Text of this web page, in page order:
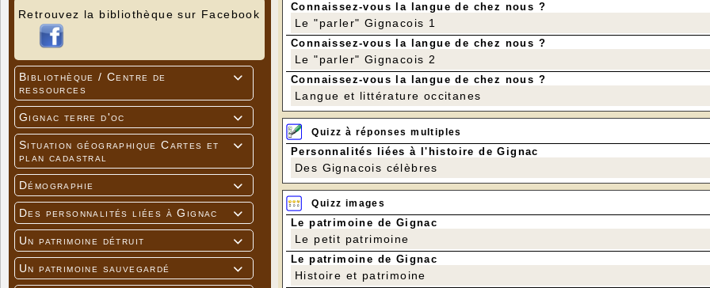
Retrouvez la bibliothèque sur Facebook

Bibliothèque / Centre de
ressources

Gignac terre d'oc

Situation géographique Cartes et
plan cadastral

Démographie

Des personnalités liées à Gignac

Un patrimoine détruit

Un patrimoine sauvegardé
Connaissez-vous la langue de chez nous ?
Le "parler" Gignacois 1
Connaissez-vous la langue de chez nous ?
Le "parler" Gignacois 2
Connaissez-vous la langue de chez nous ?
Langue et littérature occitanes
Quizz à réponses multiples
Personnalités liées à l'histoire de Gignac
Des Gignacois célèbres
Quizz images
Le patrimoine de Gignac
Le petit patrimoine
Le patrimoine de Gignac
Histoire et patrimoine